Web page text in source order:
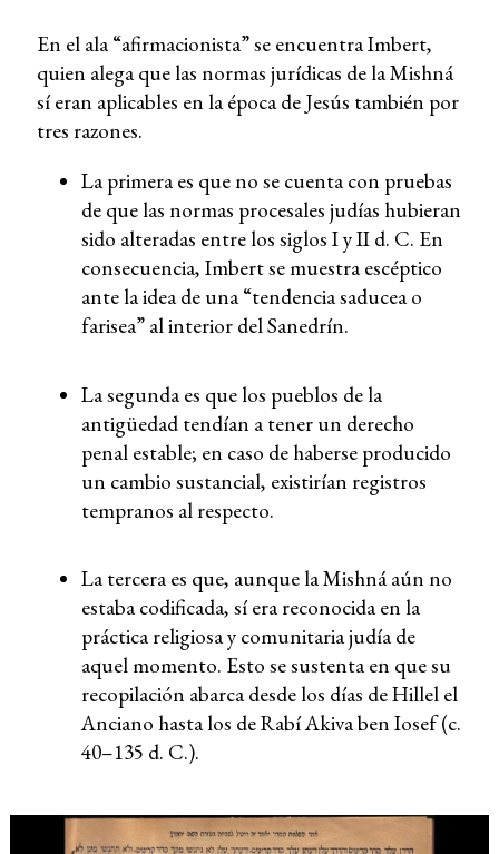
En el ala “afirmacionista” se encuentra Imbert,
quien alega que las normas jurídicas de la Mishná
sí eran aplicables en la época de Jesús también por
tres razones.
La primera es que no se cuenta con pruebas
de que las normas procesales judías hubieran
sido alteradas entre los siglos I y II d. C. En
consecuencia, Imbert se muestra escéptico
ante la idea de una “tendencia saducea o
farisea” al interior del Sanedrín.
La segunda es que los pueblos de la
antigüedad tendían a tener un derecho
penal estable; en caso de haberse producido
un cambio sustancial, existirían registros
tempranos al respecto.
La tercera es que, aunque la Mishná aún no
estaba codificada, sí era reconocida en la
práctica religiosa y comunitaria judía de
aquel momento. Esto se sustenta en que su
recopilación abarca desde los días de Hillel el
Anciano hasta los de Rabí Akiva ben Iosef (c.
40–135 d. C.).